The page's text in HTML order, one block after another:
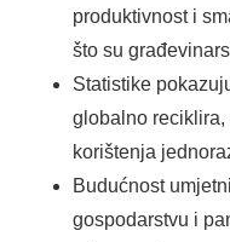
produktivnost i
što su
Statistike
globalno
korištenja
Budućnost
gospodarstvu i